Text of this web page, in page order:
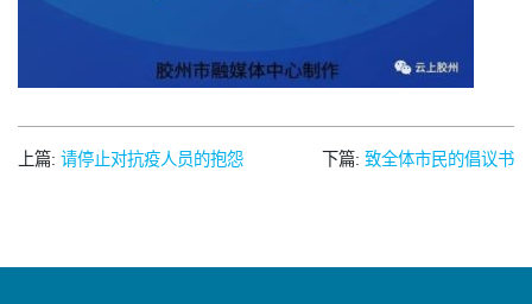
上篇: 请停止对抗疫人员的抱怨 下篇: 致全体市民的倡议书